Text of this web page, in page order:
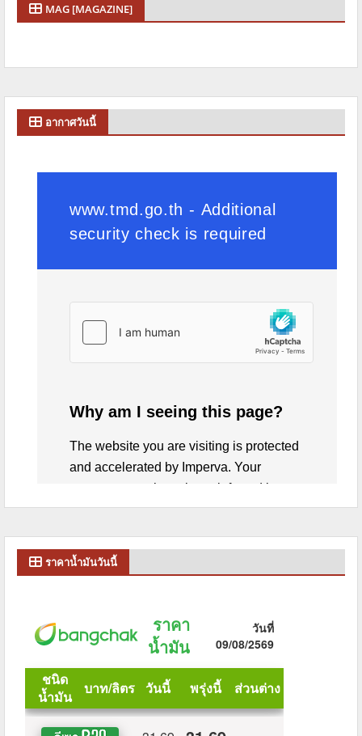
MAG [MAGAZINE]
อากาศวันนี้
ราคาน้ำมันวันนี้